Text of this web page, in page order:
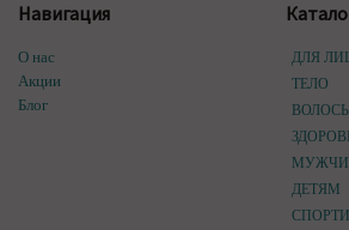
Навигация
О нас
Акции
Блог
ДЛЯ
ТЕЛО
ДЕТЯМ